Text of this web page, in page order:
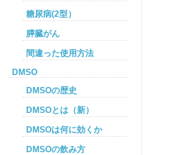
糖尿病(2型）
膵臓がん
間違った使用方法
DMSO
DMSOの歴史
DMSOとは（新）
DMSOは何に効くか
DMSOの飲み方